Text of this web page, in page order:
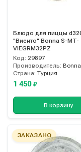
Блюдо для пиццы
"Виенто" Bonna S-MT-
VIEGRM32PZ
Код: 29897
Производитель: Bonna
Страна: Турция
1 450 ₽
В корзину
ЗАКАЗАНО